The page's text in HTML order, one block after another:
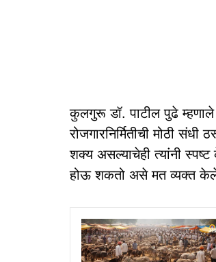
कुलगुरू डॉ. पाटील पुढे म्हणाले
रोजगारनिर्मितीची मोठी
शक्य असल्याचेही त्यांनी
होऊ शकतो असे मत व्यक्त